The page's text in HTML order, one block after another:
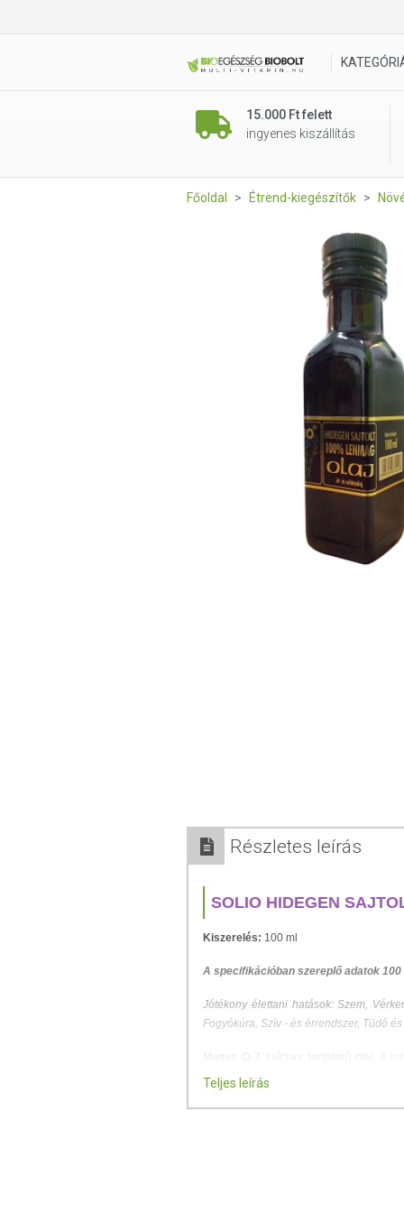
15.000 Ft felett
ingyenes kiszállítás
Főoldal Étrend-kiegészítők
Részletes leírás
SOLIO HIDEGEN
Kiszerelés: 100 ml
A specifikációban szereplő adatok
Jótékony élettani hatások: Szem,
Fogyókúra, Szív - és érrendszer, Tüdő
célokra egyaránt. Az olaj – a lecitin,
Teljes leírás